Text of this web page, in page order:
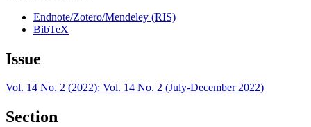
Endnote/Zotero/Mendeley (RIS)
BibTeX
Issue
Vol. 14 No. 2 (2022): Vol. 14 No. 2 (July-December 2022)
Section